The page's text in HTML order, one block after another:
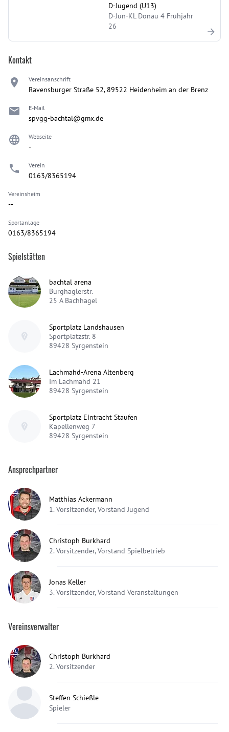
D-Jugend (U13)
D-Jun-KL Donau 4 Frühjahr
26
Kontakt
Vereinsanschrift
Ravensburger Straße 52, 89522 Heidenheim an der Brenz
E-Mail
spvgg-bachtal@gmx.de
Webseite
-
Verein
0163/8365194
Vereinsheim
--
Sportanlage
0163/8365194
Spielstätten
bachtal arena
Burghaglerstr.
25 A Bachhagel
Sportplatz Landshausen
Sportplatzstr. 8
89428 Syrgenstein
Lachmahd-Arena Altenberg
Im Lachmahd 21
89428 Syrgenstein
Sportplatz Eintracht Staufen
Kapellenweg 7
89428 Syrgenstein
Ansprechpartner
Matthias Ackermann
1. Vorsitzender, Vorstand Jugend
Christoph Burkhard
2. Vorsitzender, Vorstand Spielbetrieb
Jonas Keller
3. Vorsitzender, Vorstand Veranstaltungen
Vereinsverwalter
Christoph Burkhard
2. Vorsitzender
Steffen Schießle
Spieler